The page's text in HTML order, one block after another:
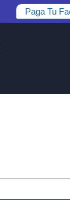
Paga Tu